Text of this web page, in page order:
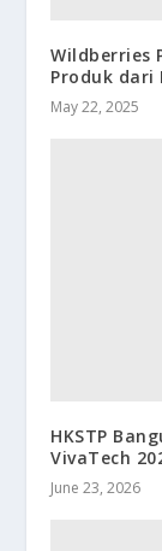
Wildberries
Produk dari
May 22, 2025
HKSTP
VivaTech
June 23, 2026